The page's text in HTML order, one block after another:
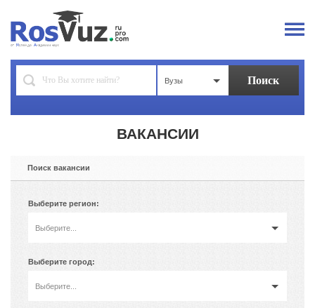
Вузы
ВАКАНСИИ
Поиск вакансии
Выберите регион:
Выберите...
Выберите город:
Выберите...